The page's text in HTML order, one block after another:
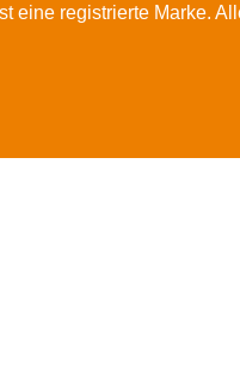
eine registrierte Marke.